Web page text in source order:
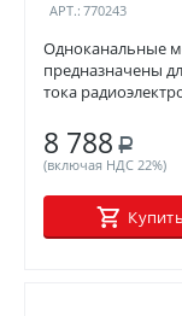
АРТ.: 770243
Одноканальные
предназначены
тока
8 788 Р
(включая НДС 22%)
Купить